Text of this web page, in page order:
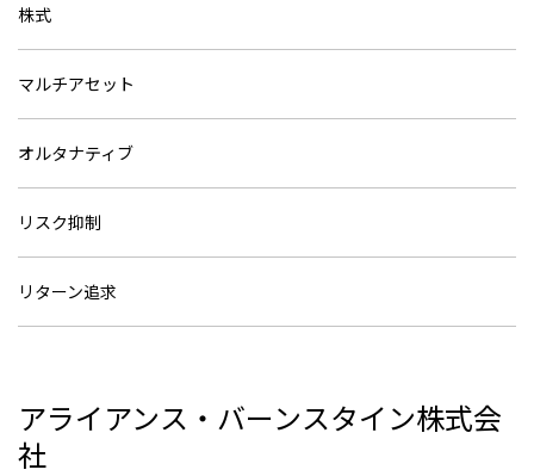
株式
マルチアセット
オルタナティブ
リスク抑制
リターン追求
アライアンス・バーンスタイン株式会
社